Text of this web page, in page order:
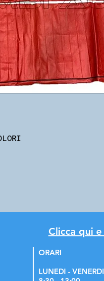
Clicca qui
ORARI
LUNEDI - VENERDI